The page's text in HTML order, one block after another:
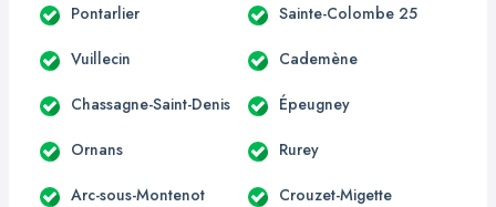
Pontarlier Sainte-Colombe 25
Vuillecin Cademène
Chassagne-Saint-Denis Épeugney
Ornans Rurey
Arc-sous-Montenot Crouzet-Migette